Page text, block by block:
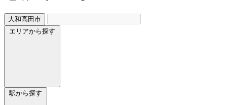
大和高田市
エリアから探す
駅から探す